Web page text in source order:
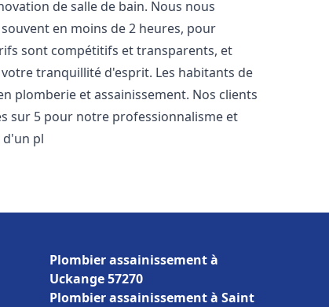
de salle de bain. Nous nous
en moins de 2 heures, pour
sont compétitifs et transparents, et
tranquillité d'esprit. Les habitants de
plomberie et assainissement. Nos clients
sur 5 pour notre professionnalisme et
d'un pl
Plombier assainissement à
Uckange 57270
Plombier assainissement à Saint